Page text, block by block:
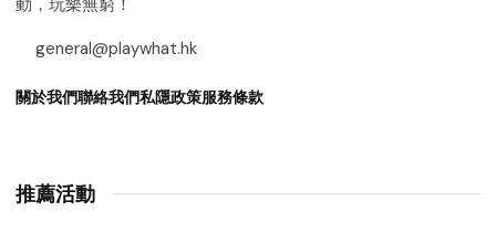
general@playwhat.hk
關於我們聯絡我們私隱政策服務條款
推薦活動